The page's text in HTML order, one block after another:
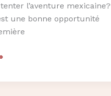
l’aventure mexicaine?
une bonne opportunité